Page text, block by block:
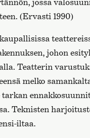
(Ervasti 1990)
johon
Teatterin
melko
Teknisten
iltaa.